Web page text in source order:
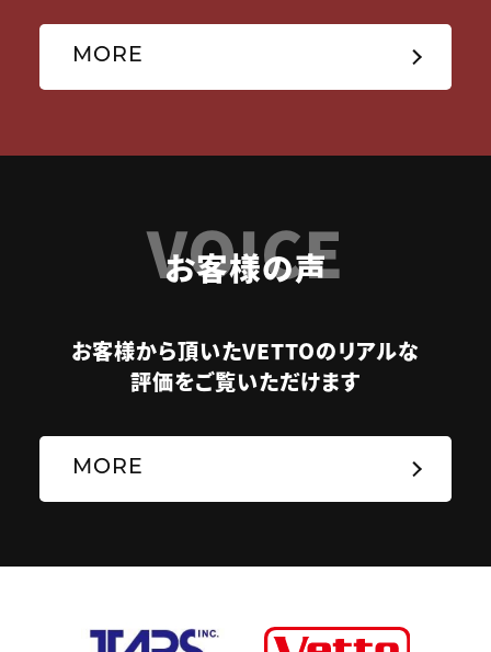
MORE
VOICE
お客様の声
お客様から頂いたVETTOのリアルな
評価をご覧いただけます
MORE